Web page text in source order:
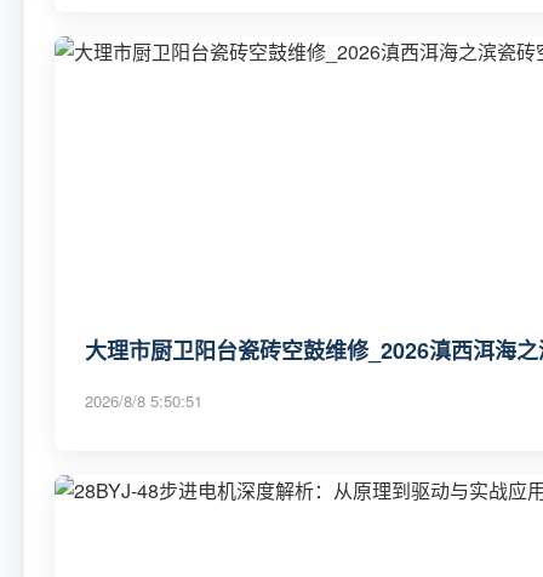
大理市厨卫阳台瓷砖空鼓维修_2026滇西洱海
2026/8/8 5:50:51